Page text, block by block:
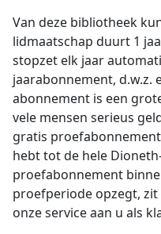
Van deze bibliotheek
lidmaatschap duurt 1
stopzet elk jaar
jaarabonnement, d.w.z.
abonnement is een
vele mensen serieus
gratis
hebt tot de hele
proefabonnement
proefperiode opzegt, zit
onze service aan u als